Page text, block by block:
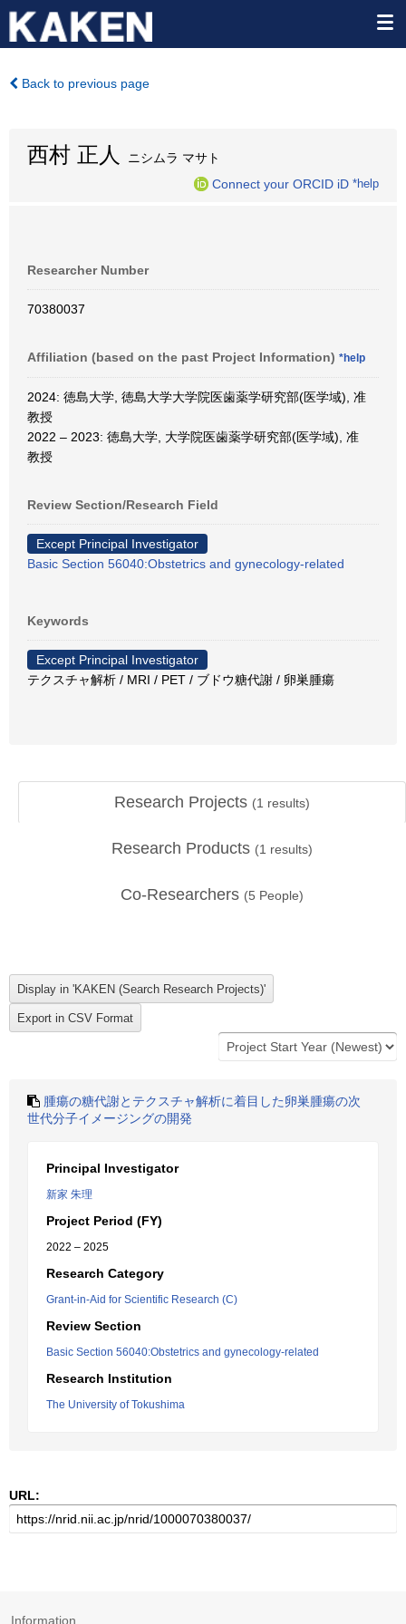
Back to previous page
西村 正人
ニシムラ マサト
Connect your ORCID iD *help
Researcher Number
70380037
Affiliation (based on the past Project Information) *help
2024: 徳島大学, 徳島大学大学院医歯薬学研究部(医学域), 准
教授
2022 – 2023: 徳島大学, 大学院医歯薬学研究部(医学域), 准
教授
Review Section/Research Field
Except Principal Investigator
Basic Section 56040:Obstetrics and gynecology-related
Keywords
Except Principal Investigator
テクスチャ解析 / MRI / PET / ブドウ糖代謝 / 卵巣腫瘍
Research Projects (1 results)
Research Products (1 results)
Co-Researchers (5 People)
腫瘍の糖代謝とテクスチャ解析に着目した卵巣腫瘍の次
世代分子イメージングの開発
Principal Investigator
新家 朱理
Project Period (FY)
2022 – 2025
Research Category
Grant-in-Aid for Scientific Research (C)
Review Section
Basic Section 56040:Obstetrics and gynecology-related
Research Institution
The University of Tokushima
URL:
Information